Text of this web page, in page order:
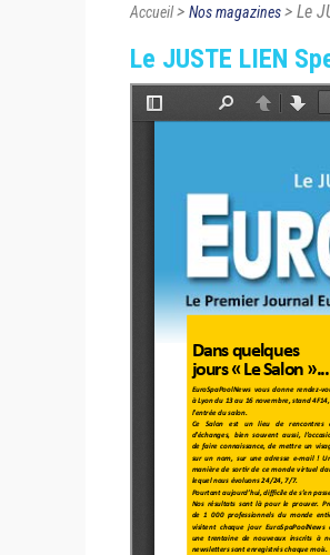
Accueil> Nos magazines> Le
Le JUSTE LIEN